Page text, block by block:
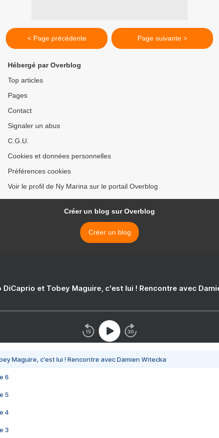
< Page précédente Page suivante >
Hébergé par Overblog
Top articles
Pages
Contact
Signaler un abus
C.G.U.
Cookies et données personnelles
Préférences cookies
Voir le profil de Ny Marina sur le portail Overblog
Créer un blog sur Overblog
Créer un blog
DiCaprio et Tobey Maguire, c'est lui ! Rencontre avec
Maguire, c'est lui ! Rencontre avec Damien Witecka
6
5
4
3